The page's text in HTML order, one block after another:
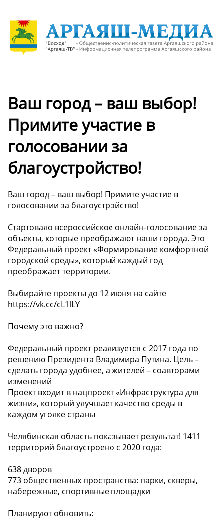
Ваш город – ваш выбор!
Примите участие в
голосовании за
благоустройство!
Ваш город – ваш выбор! Примите участие в
голосовании за благоустройство!
Стартовало всероссийское онлайн-голосование за
объекты, которые преображают наши города. Это
Федеральный проект «Формирование комфортной
городской среды», который каждый год
преображает территории.
Выбирайте проекты до 12 июня на сайте
https://vk.cc/cL1lLY
Почему это важно?
Федеральный проект реализуется с 2017 года по
решению Президента Владимира Путина. Цель –
сделать города удобнее, а жителей – соавторами
изменений
Проект входит в нацпроект «Инфраструктура для
жизни», который улучшает качество среды в
каждом уголке страны
Челябинская область показывает результат! 1411
территорий благоустроено с 2020 года:
638 дворов
773 общественных пространства: парки, скверы,
набережные, спортивные площадки
Планируют обновить: